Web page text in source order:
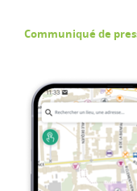
Communiqué de